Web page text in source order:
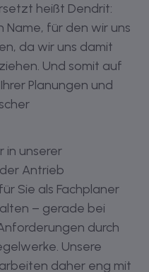
heißt Dendrit:
Name, für den wir uns
da wir uns damit
Und somit auf
Planungen und
in unserer
Antrieb
Sie als Fachplaner
– gerade bei
durch
Unsere
daher eng mit